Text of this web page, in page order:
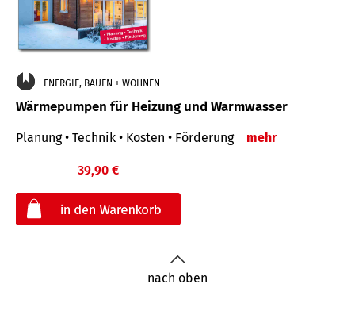
ENERGIE, BAUEN + WOHNEN
Wärmepumpen für Heizung und Warmwasser
Planung • Technik • Kosten • Förderung mehr
39,90 €
nach oben